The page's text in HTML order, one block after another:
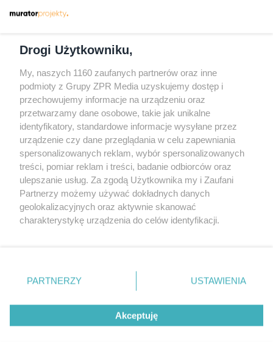
Odwiedź grupę na Facebooku
Gdybym budował drugi raz - mądry Polak
przed budową
Forum Muratora
© 2026
Drogi Użytkowniku,
My, naszych 1160 zaufanych partnerów oraz inne
podmioty z Grupy ZPR Media uzyskujemy dostęp i
przechowujemy informacje na urządzeniu oraz
przetwarzamy dane osobowe, takie jak unikalne
identyfikatory, standardowe informacje wysyłane przez
urządzenie czy dane przeglądania w celu zapewniania
spersonalizowanych reklam, wybór spersonalizowanych
treści, pomiar reklam i treści, badanie odbiorców oraz
ulepszanie usług. Za zgodą Użytkownika my i Zaufani
Partnerzy możemy używać dokładnych danych
geolokalizacyjnych oraz aktywnie skanować
charakterystykę urządzenia do celów identyfikacji.
zmienić/wycofać klikając przycisk ustawień prywatności
znajdujący się w lewym dolnym rogu strony
rodzaje przetwarzania danych nie wymagają zgody
użytkownika, ale masz prawo sprzeciwić się takiemu
przetwarzaniu. Preferencje będą miały zastosowanie tylko
PARTNERZY USTAWIENIA
Akceptuję